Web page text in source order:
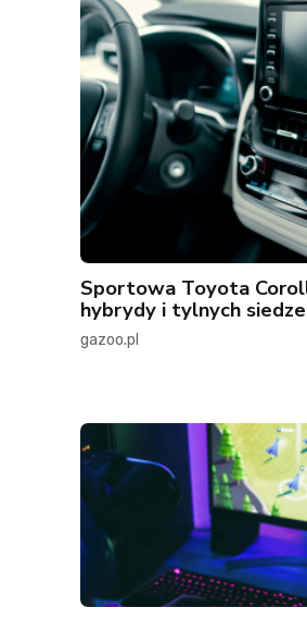
Sportowa Toyota
hybrydy i tylnych
gazoo.pl